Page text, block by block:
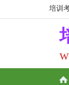
培训